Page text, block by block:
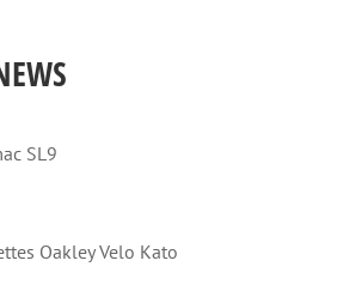
€.
SL9
Oakley Velo Kato